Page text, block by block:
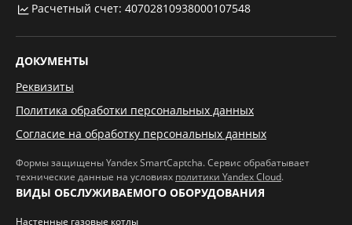
Расчетный счет: 40702810938000107548
ДОКУМЕНТЫ
Реквизиты
Политика обработки персональных данных
Согласие на обработку персональных данных
Формы защищены Yandex SmartCaptcha. Сервис обрабатывает
технические данные на условиях политики Yandex Cloud.
ВИДЫ ОБСЛУЖИВАЕМОГО ОБОРУДОВАНИЯ
Настенные газовые котлы